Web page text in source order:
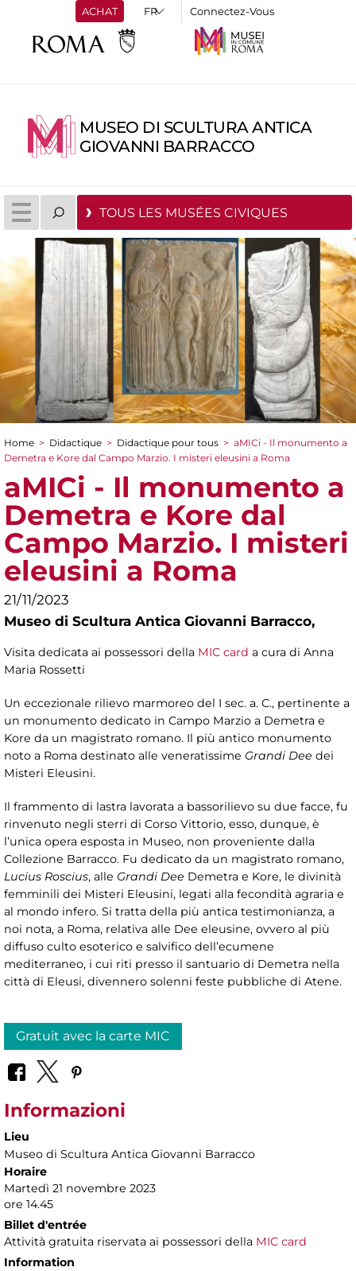
ACHAT Connectez-Vous
MUSEO DI SCULTURA ANTICA
GIOVANNI BARRACCO
TOUS LES MUSÉES CIVIQUES
You are here
Home > Didactique > Didactique pour tous > aMICi - Il monumento a
Demetra e Kore dal Campo Marzio. I misteri eleusini a Roma
aMICi - Il monumento a
Demetra e Kore dal
Campo Marzio. I misteri
eleusini a Roma
21/11/2023
Museo di Scultura Antica Giovanni Barracco,
Visita dedicata ai possessori della MIC card a cura di Anna
Maria Rossetti
Un eccezionale rilievo marmoreo del I sec. a. C., pertinente a
un monumento dedicato in Campo Marzio a Demetra e
Kore da un magistrato romano. Il più antico monumento
noto a Roma destinato alle veneratissime Grandi Dee dei
Misteri Eleusini.
Il frammento di lastra lavorata a bassorilievo su due facce, fu
rinvenuto negli sterri di Corso Vittorio, esso, dunque, è
l’unica opera esposta in Museo, non proveniente dalla
Collezione Barracco. Fu dedicato da un magistrato romano,
Lucius Roscius, alle Grandi Dee Demetra e Kore, le divinità
femminili dei Misteri Eleusini, legati alla fecondità agraria e
al mondo infero. Si tratta della più antica testimonianza, a
noi nota, a Roma, relativa alle Dee eleusine, ovvero al più
diffuso culto esoterico e salvifico dell’ecumene
mediterraneo, i cui riti presso il santuario di Demetra nella
città di Eleusi, divennero solenni feste pubbliche di Atene.
Gratuit avec la carte MIC
Informazioni
Lieu
Museo di Scultura Antica Giovanni Barracco
Horaire
Martedì 21 novembre 2023
ore 14.45
Billet d'entrée
Attività gratuita riservata ai possessori della MIC card
Information